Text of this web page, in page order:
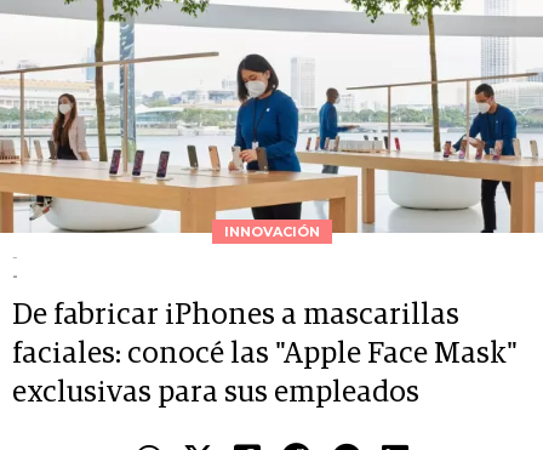
INNOVACIÓN
-
-
De fabricar iPhones a mascarillas
faciales: conocé las "Apple Face Mask"
exclusivas para sus empleados